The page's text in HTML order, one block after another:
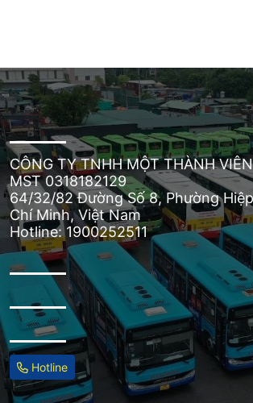
CÔNG TY TNHH MỘT THÀNH
MST 0318182129
64/32/82 Đường Số 8, Phường
Chí Minh, Việt Nam
Hotline: 1900252511
Hotline